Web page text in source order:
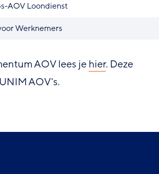
AOV Loondienst
Werknemers
AOV lees jehier. Deze
AOV's.